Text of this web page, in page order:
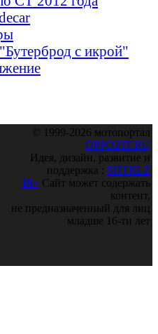
с икрой"
© 1999-2026 мотопортал
OPPOZIT.RU
Идея, дизайн, развитие и
поддержка : SHTRLZ
16+ Сайт может содержать
контент,
не предназначенный для лиц
младше 16-ти лет